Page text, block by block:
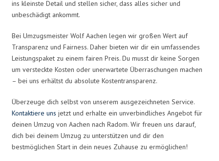
ins kleinste Detail und stellen sicher, dass alles sicher und
unbeschädigt ankommt.
Bei Umzugsmeister Wolf Aachen legen wir großen Wert auf
Transparenz und Fairness. Daher bieten wir dir ein umfassendes
Leistungspaket zu einem fairen Preis. Du musst dir keine Sorgen
um versteckte Kosten oder unerwartete Überraschungen machen
– bei uns erhältst du absolute Kostentransparenz.
Überzeuge dich selbst von unserem ausgezeichneten Service.
Kontaktiere uns jetzt und erhalte ein unverbindliches Angebot für
deinen Umzug von Aachen nach Radom. Wir freuen uns darauf,
dich bei deinem Umzug zu unterstützen und dir den
bestmöglichen Start in dein neues Zuhause zu ermöglichen!